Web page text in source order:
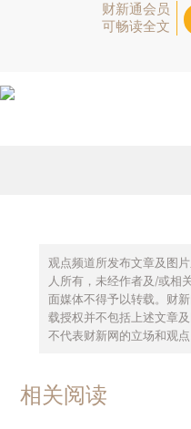
财新通会员
可畅读全文
观点频道所发布文章及图
人所有，未经作者及/或相
面媒体不得予以转载。财
载授权并不包括上述文章
不代表财新网的立场和观点
相关阅读